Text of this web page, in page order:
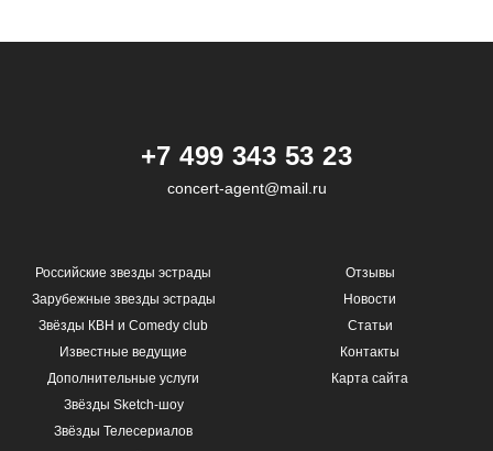
+7 499 343 53 23
concert-agent@mail.ru
Российские звезды эстрады
Зарубежные звезды эстрады
Звёзды КВН и Comedy club
Известные ведущие
Дополнительные услуги
Звёзды Sketch-шоу
Звёзды Телесериалов
Отзывы
Новости
Статьи
Контакты
Карта сайта